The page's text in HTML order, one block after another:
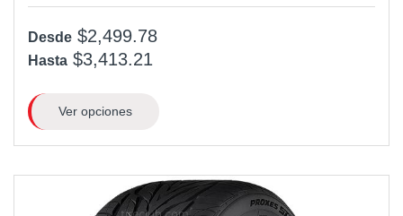
Desde $2,499.78
Hasta $3,413.21
Ver opciones